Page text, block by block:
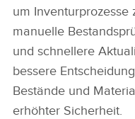
um Inventurprozesse
manuelle
und schnellere
bessere
Bestände und
erhöhter Sicherheit.